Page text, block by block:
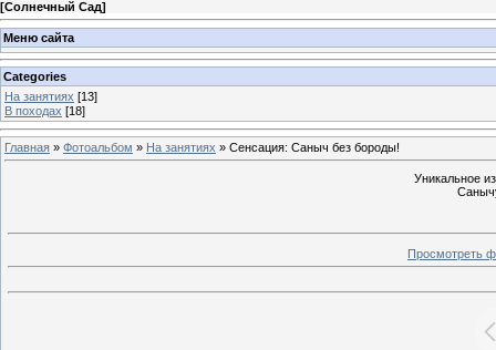
[Солнечный Сад]
Меню сайта
Categories
На занятиях [13]
В походах [18]
Главная » Фотоальбом » На занятиях » Сенсация: Саныч без бороды!
Уникальное
Просмотреть